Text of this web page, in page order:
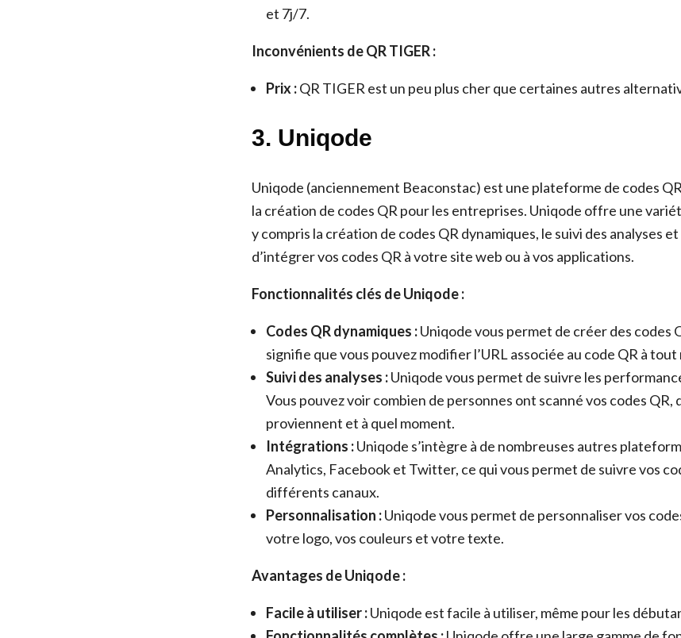
et 7j/7.
Inconvénients de QR TIGER :
Prix :QR TIGER est un peu plus cher que certaines autres
3. Uniqode
Uniqode (anciennement Beaconstac) est une plateforme de codes
la création de codes QR pour les entreprises. Uniqode offre une
y compris la création de codes QR dynamiques, le suivi des analyses
d’intégrer vos codes QR à votre site web ou à vos applications.
Fonctionnalités clés de Uniqode :
Codes QR dynamiques :Uniqode vous permet de créer des codes
signifie que vous pouvez modifier l’URL associée au code QR à
Suivi des analyses :Uniqode vous permet de suivre les
Vous pouvez voir combien de personnes ont scanné vos codes QR,
proviennent et à quel moment.
Intégrations :Uniqode s’intègre à de nombreuses autres
Analytics, Facebook et Twitter, ce qui vous permet de suivre vos
différents canaux.
Personnalisation :Uniqode vous permet de personnaliser vos
votre logo, vos couleurs et votre texte.
Avantages de Uniqode :
Facile à utiliser :Uniqode est facile à utiliser, même pour les